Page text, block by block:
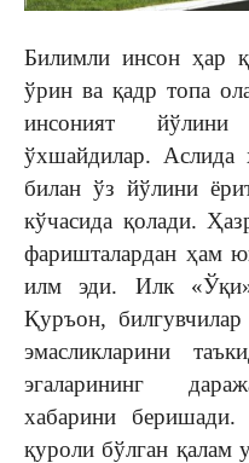
Билимли инсон ҳар
ўрин ва қадр топа
инсоният йўлини
ўхшайдилар.
билан ўз йўлини
кўчасида қолади.
фаришталардан ҳам
илм эди. Илк
Қуръон,
эмасликларини
эгаларининг
хабарини
қуроли бўлган қалам